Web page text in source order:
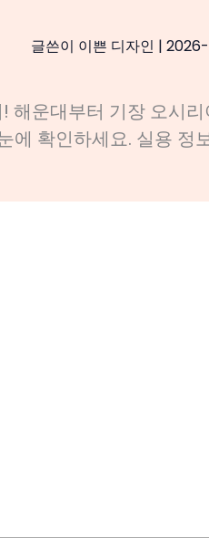
글쓴이 이쁜 디자인 |
해운대부터 기장 오시
에 확인하세요. 실용 정